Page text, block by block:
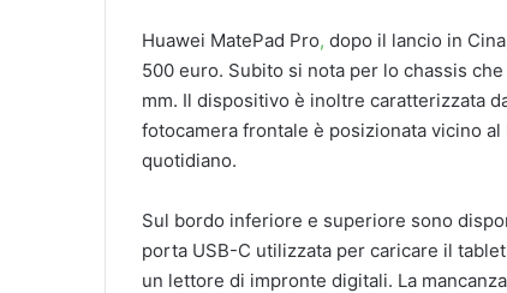
Huawei MatePad Pro, dopo il lancio in
500 euro. Subito si nota per lo chassis
mm. Il dispositivo è inoltre caratterizzata
fotocamera frontale è posizionata vicino
quotidiano.
Sul bordo inferiore e superiore sono
porta USB-C utilizzata per caricare il
un lettore di impronte digitali. La